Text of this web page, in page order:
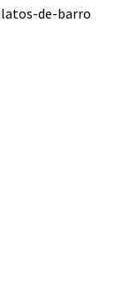
de-barro